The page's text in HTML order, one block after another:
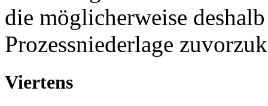
die möglicherweise
Prozessniederlage
Viertens